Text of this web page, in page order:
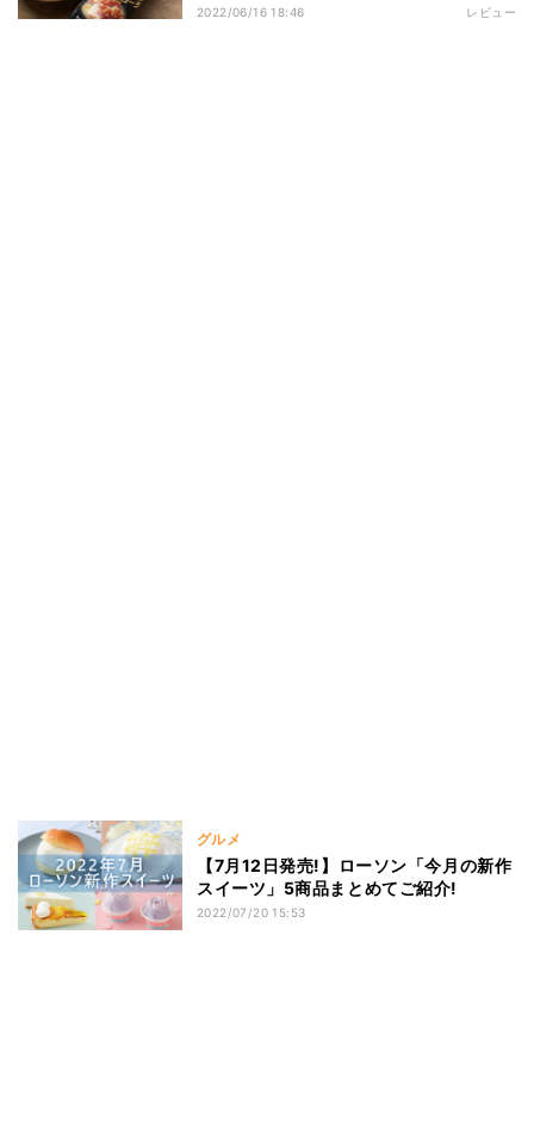
2022/06/16 18:46 レビュー
グルメ
【7月12日発売!】ローソン「今月の新作
スイーツ」5商品まとめてご紹介!
2022/07/20 15:53